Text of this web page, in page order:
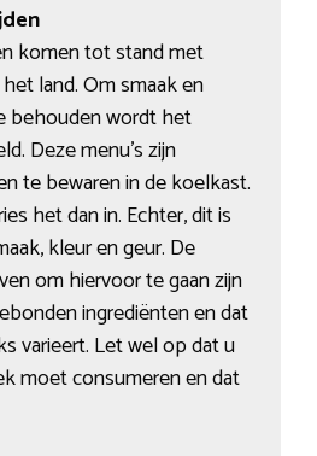
komen tot stand met
land. Om smaak en
behouden wordt het
Deze menu’s zijn
te bewaren in de koelkast.
het dan in. Echter, dit is
kleur en geur. De
om hiervoor te gaan zijn
ingrediënten en dat
varieert. Let wel op dat u
moet consumeren en dat